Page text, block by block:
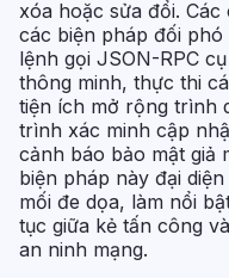
xóa hoặc sửa đổi.
các biện pháp đối
lệnh gọi JSON-RPC
thông minh, thực thi
tiện ích mở rộng trình
trình xác minh cập
cảnh báo bảo mật giả
biện pháp này đại
mối đe dọa, làm nổi
tục giữa kẻ tấn công
an ninh mạng.